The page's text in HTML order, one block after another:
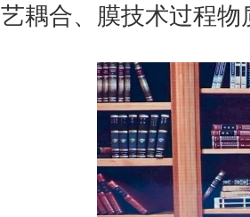
艺耦合、膜技术过程